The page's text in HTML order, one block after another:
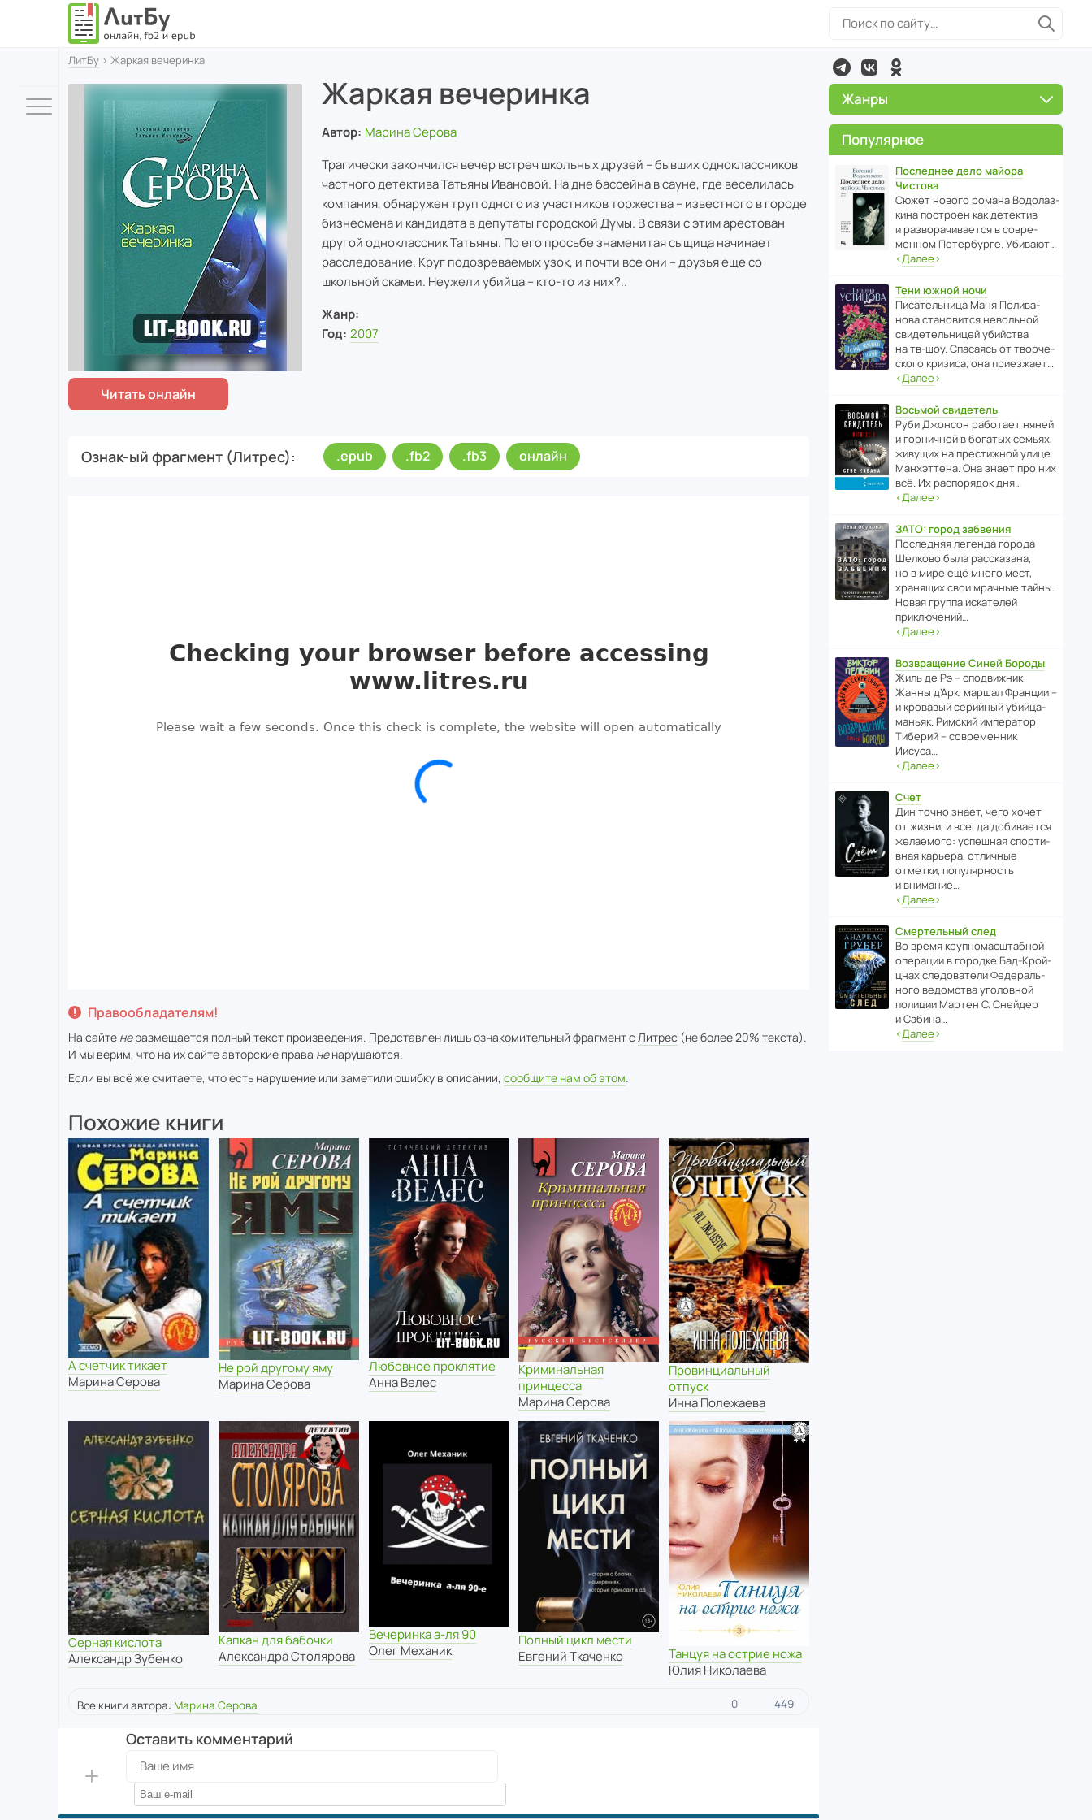
ЛитБу › Жаркая вечеринка
Жаркая вечеринка
Автор: Марина Серова
Трагически закончился вечер встреч школьных друзей – бывших одноклассников
частного детектива Татьяны Ивановой. На дне бассейна в сауне, где веселилась
компания, обнаружен труп одного из участников торжества – известного в городе
бизнесмена и кандидата в депутаты городской Думы. В связи с этим арестован
другой одноклассник Татьяны. По его просьбе знаменитая сыщица начинает
расследование. Круг подозреваемых узок, и почти все они – друзья еще со
школьной скамьи. Неужели убийца – кто-то из них?..
Жанр:
Год: 2007
Ознак-ый фрагмент (Литрес) .epub .fb2 .fb3 онлайн
Правообладателям!
На сайте неразмещается полный текст произведения. Представлен лишь ознакомительный фрагмент с Литрес (не более 20% текста).
И мы верим, что на их сайте авторские права ненарушаются.
Если вы всё же считаете, что есть нарушение или заметили ошибку в описании, сообщите нам об этом.
Похожие книги
А счетчик тикает
Марина Серова
Не рой другому яму
Марина Серова
Любовное проклятие
Анна Велес
Криминальная
принцесса
Марина Серова
Провинциальный
отпуск
Инна Полежаева
Серная кислота
Александр Зубенко
Капкан для бабочки
Александра Столярова
Вечеринка а-ля 90
Олег Механик
Полный цикл мести
Евгений Ткаченко
Танцуя на острие ножа
Юлия Николаева
Все книги автора: Марина Серова 0 449
Оставить комментарий
Жанры
Популярное
Последнее дело майора
Чистова
Сюжет нового романа Водо­ла­з­
кина пост­роен как дете­ктив
и разво­ра­чи­ва­ется в совре­
менном Пете­р­бурге. Убивают…
‹Далее›
Тени южной ночи
Писа­тель­ница Маня Поли­ва­
нова стано­вится невольной
свиде­тель­ницей убийства
на тв-шоу. Спасаясь от твор­че­
с­кого кризиса, она приезжает…
‹Далее›
Восьмой свидетель
Руби Джонсон рабо­тает няней
и горни­чной в богатых семьях,
живущих на прес­ти­жной улице
Манх­эт­тена. Она знает про них
всё. Их распо­рядок дня…
‹Далее›
ЗАТО: город забвения
После­дняя легенда города
Шелково была расска­зана,
но в мире ещё много мест,
хранящих свои мрачные тайны.
Новая группа иска­телей
приключений…
‹Далее›
Возвращение Синей Бороды
Жиль де Рэ – спод­ви­жник
Жанны д’Арк, маршал Франции –
и кровавый серийный убийца-
маньяк. Римский импе­ратор
Тиберий – совре­менник
Иисуса…
‹Далее›
Счет
Дин точно знает, чего хочет
от жизни, и всегда доби­ва­ется
жела­е­мого: успе­шная спор­ти­
вная карьера, отли­чные
отметки, попу­ля­р­ность
и внимание…
‹Далее›
Смертельный след
Во время круп­но­мас­ш­та­бной
операции в городке Бад‑Крой­
цнах следо­ва­тели Феде­раль­
ного ведомства уголо­вной
полиции Мартен С. Снейдер
и Сабина…
‹Далее›